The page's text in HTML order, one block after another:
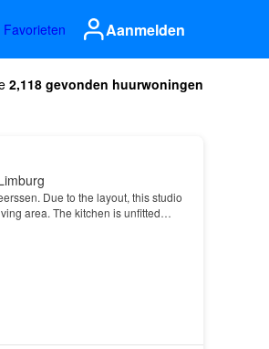
Favorieten Aanmelden
2,118 gevonden huurwoningen
Due to the layout, this studio
area. The kitchen is unfitted…